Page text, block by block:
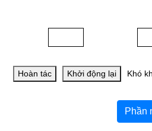
Hoàn tác Khởi động lại Khó
Phần